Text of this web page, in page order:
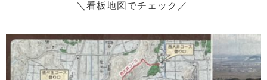
＼看板地図でチェック／